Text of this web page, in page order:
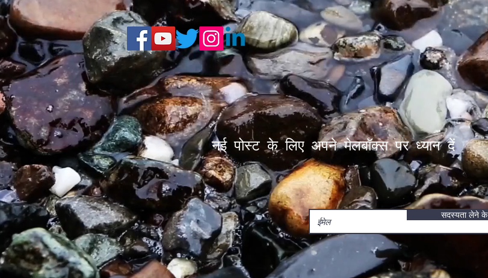
नई पोस्ट के लिए अपने मेलबॉक्स पर ध्यान दें
सदस्यता लेने के